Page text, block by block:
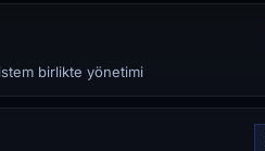
birlikte yönetimi